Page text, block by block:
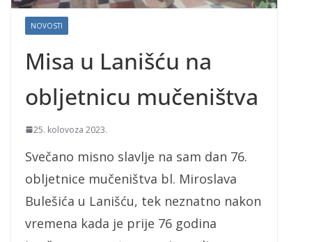
NOVOSTI
Misa u Lanišću na
obljetnicu mučeništva
25. kolovoza 2023.
Svečano misno slavlje na sam dan 76.
obljetnice mučeništva bl. Miroslava
Bulešića u Lanišću, tek neznatno nakon
vremena kada je prije 76 godina